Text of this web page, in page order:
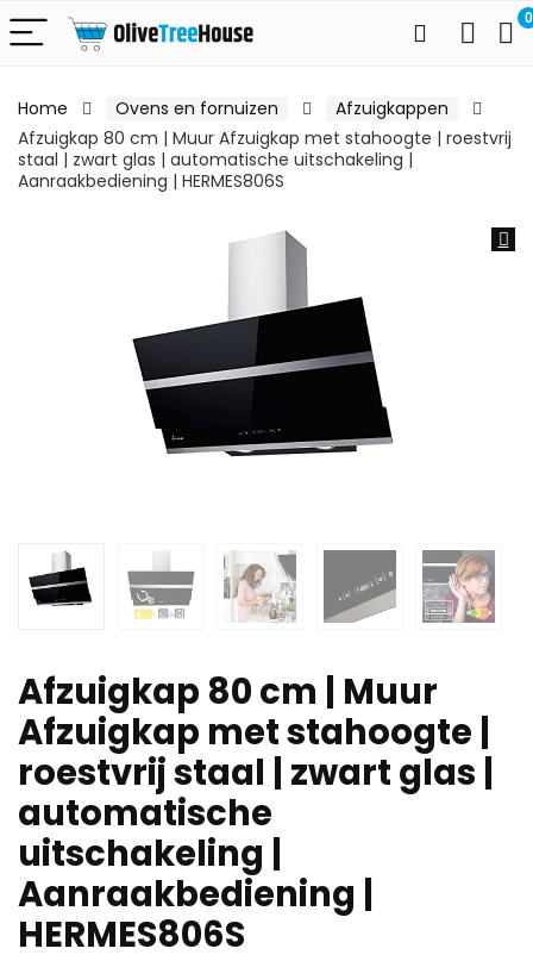
0
Home Ovens en fornuizen
Afzuigkappen
Afzuigkap 80 cm | Muur Afzuigkap met stahoogte | roestvrij
staal | zwart glas | automatische uitschakeling |
Aanraakbediening | HERMES806S
Afzuigkap 80 cm | Muur
Afzuigkap met stahoogte |
roestvrij staal | zwart glas |
automatische
uitschakeling |
Aanraakbediening |
HERMES806S